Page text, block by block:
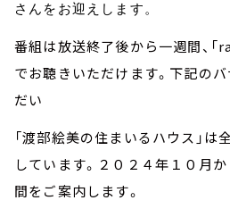
さんをお迎えします。
番組は放送終了後から一週間、「
でお聴きいただけます。下記の
だい
「渡部絵美の住まいるハウス」は
しています。２０２４年１０月
間をご案内します。